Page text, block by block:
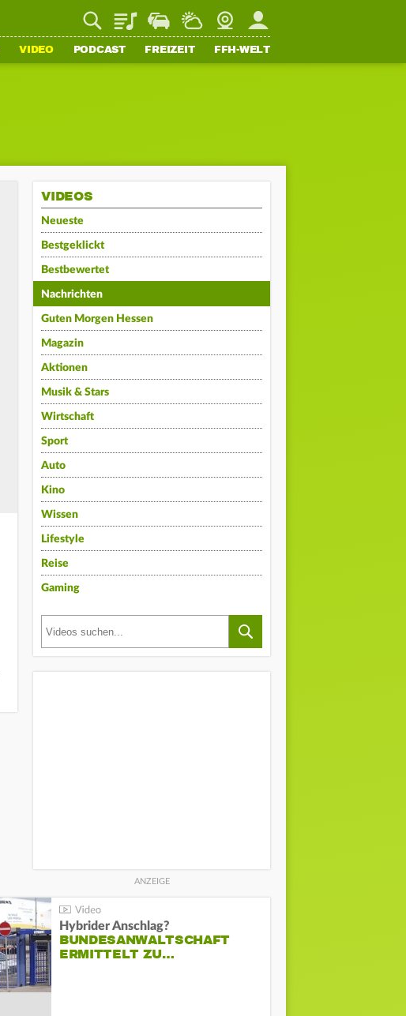
PlaylistStaupilotWetterWebcamMein FFH
VIDEO PODCAST FREIZEIT FFH-WELT
VIDEOS
Neueste
Bestgeklickt
Bestbewertet
Nachrichten
Guten Morgen Hessen
Magazin
Aktionen
Musik & Stars
Wirtschaft
Sport
Auto
Kino
Wissen
Lifestyle
Reise
Gaming
Hybrider Anschlag?
BUNDESANWALTSCHAFT
ERMITTELT ZU…